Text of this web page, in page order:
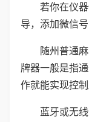
若你在仪
导，添加微信
随州普通
牌器一般是指
作就能实现控
蓝牙或无